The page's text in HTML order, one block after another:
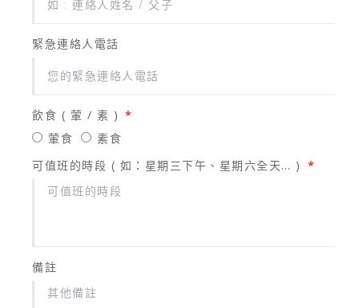
緊急連絡人電話
飲食 ( 葷 / 素 )
葷食
素食
可值班的時段 ( 如：星期三下午、星期六全天… )
備註